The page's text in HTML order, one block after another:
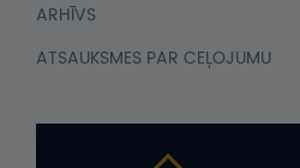
ARHĪVS
ATSAUKSMES PAR CEĻOJUMU